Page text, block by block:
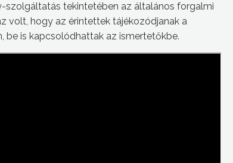
szolgáltatás tekintetében az általános forgalmi
volt, hogy az érintettek tájékozódjanak a
be is kapcsolódhattak az ismertetőkbe.